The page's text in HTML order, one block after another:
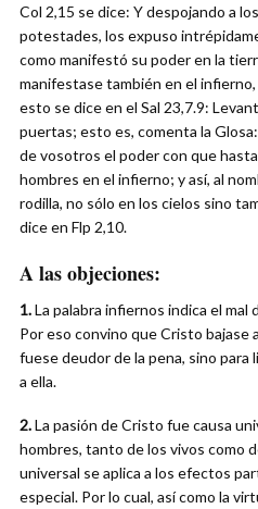
Col 2,15 se dice: Y despojando a
potestades, los expuso
como manifestó su poder en la
manifestase también en el
esto se dice en el Sal 23,7.9:
puertas; esto es, comenta la
de vosotros el poder con que
hombres en el infierno; y así, al
rodilla, no sólo en los cielos sino
dice en Flp 2,10.
A las objeciones:
1.La palabra infiernos indica el mal
Por eso convino que Cristo bajase
fuese deudor de la pena, sino para
a ella.
2.La pasión de Cristo fue causa
hombres, tanto de los vivos como
universal se aplica a los efectos
especial. Por lo cual, así como la